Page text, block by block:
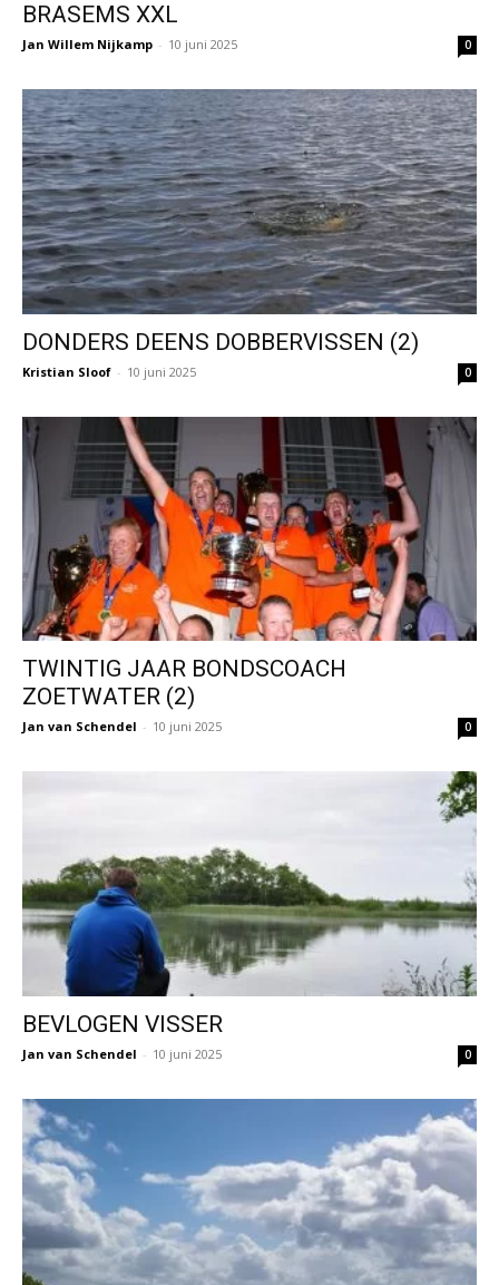
BRASEMS XXL
Jan Willem Nijkamp - 10 juni 2025 0
DONDERS DEENS DOBBERVISSEN (2)
Kristian Sloof - 10 juni 2025 0
TWINTIG JAAR BONDSCOACH
ZOETWATER (2)
Jan van Schendel - 10 juni 2025 0
BEVLOGEN VISSER
Jan van Schendel - 10 juni 2025 0